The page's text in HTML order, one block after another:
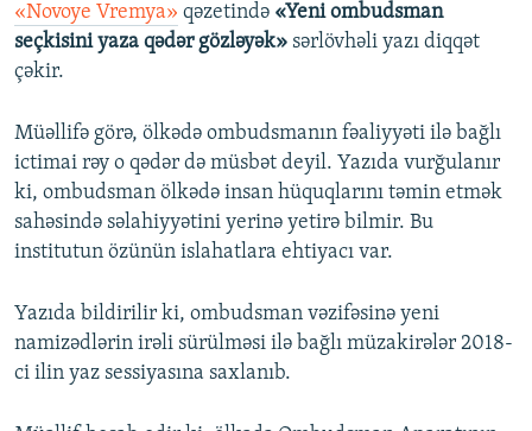
«Novoye Vremya» qəzetində «Yeni ombudsman
seçkisini yaza qədər gözləyək» sərlövhəli yazı diqqət
çəkir.
Müəllifə görə, ölkədə ombudsmanın fəaliyyəti ilə bağlı
ictimai rəy o qədər də müsbət deyil. Yazıda vurğulanır
ki, ombudsman ölkədə insan hüquqlarını təmin etmək
sahəsində səlahiyyətini yerinə yetirə bilmir. Bu
institutun özünün islahatlara ehtiyacı var.
Yazıda bildirilir ki, ombudsman vəzifəsinə yeni
namizədlərin irəli sürülməsi ilə bağlı müzakirələr 2018-
ci ilin yaz sessiyasına saxlanıb.